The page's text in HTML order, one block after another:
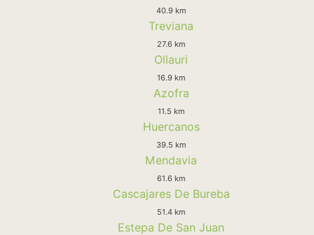
40.9 km
Treviana
27.6 km
Ollauri
16.9 km
Azofra
11.5 km
Huercanos
39.5 km
Mendavia
61.6 km
Cascajares De Bureba
51.4 km
Estepa De San Juan